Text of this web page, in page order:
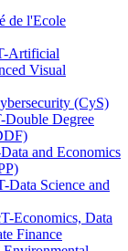
de l'Ecole
Artificial
Visual
(CyS)
Degree
and Economics
Science and
Economics, Data
Finance